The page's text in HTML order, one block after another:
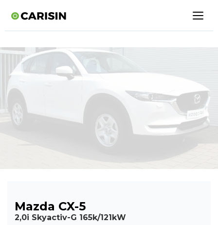
Mazda CX-5
2,0i Skyactiv-G 165k/121kW